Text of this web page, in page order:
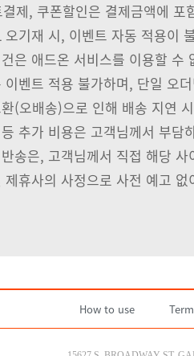
제, 쿠폰할인은 결제금액에
기재 시, 이벤트 자동 적용이
은 애드온 서비스를 이용할 수
벤트 적용 불가하며, 단일 오
(오배송)으로 인해 배송 지연
추가 비용은 고객님께서 부담
송은, 고객님께서 직접 해당
휴사의 사정으로 사전 예고
How to use